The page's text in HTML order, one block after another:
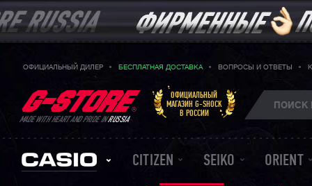
ОФИЦИАЛЬНЫЙ ДИЛЕР БЕСПЛАТНАЯ ДОСТАВКА ВОПРОСЫ И ОТВЕТЫ
MADE WITH HEART AND PRIDE INRUSSIA
ОФИЦИАЛЬНЫЙ
МАГАЗИН G-SHOCK
В РОССИИ
CITIZEN SEIKO ORIENT